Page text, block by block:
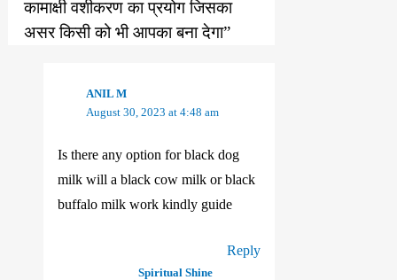
कामाक्षी वशीकरण का प्रयोग जिसका
असर किसी को भी आपका बना देगा”
ANIL M
August 30, 2023 at 4:48 am
Is there any option for black dog
milk will a black cow milk or black
buffalo milk work kindly guide
Reply
Spiritual Shine